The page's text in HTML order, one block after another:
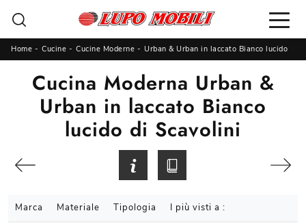
Home - Cucine - Cucine Moderne - Urban & Urban in laccato Bianco lucido
Cucina Moderna Urban &
Urban in laccato Bianco
lucido di Scavolini
Marca Materiale Tipologia I più visti a :